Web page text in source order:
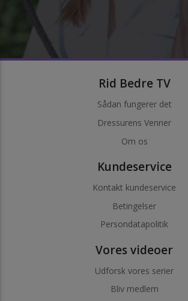
Rid Bedre TV
Sådan fungerer det
Dressurens Venner
Om os
Kundeservice
Kontakt kundeservice
Betingelser
Persondatapolitik
Vores videoer
Udforsk vores serier
Bliv medlem